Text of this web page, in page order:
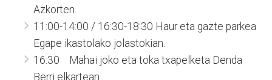
Azkorten.
11:00-14:00 / 16:30-18:30 Haur eta gazte parkea
Egape ikastolako jolastokian.
16:30 Mahai joko eta toka txapelketa Denda
Berri elkartean.